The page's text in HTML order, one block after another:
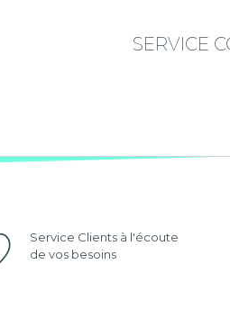
SERVICE
Service Clients à l'écoute
de vos besoins